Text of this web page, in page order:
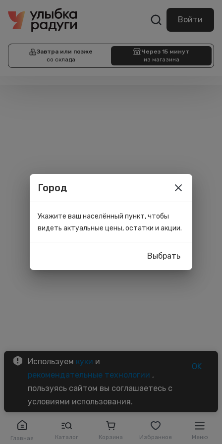
Войти
Завтра или позже
со склада
Через 15 минут
из магазина
Главная Каталог Корзина Избранное Меню
Используем куки и
рекомендательные технологии ,
пользуясь сайтом вы соглашаетесь с
условиями использования.
OK
Город
Укажите ваш населённый пункт, чтобы
видеть актуальные цены, остатки и акции.
Выбрать